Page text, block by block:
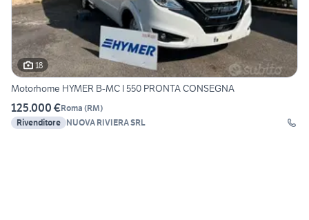
18
Motorhome HYMER B-MC I 550 PRONTA CONSEGNA
125.000 €Roma (RM)
Rivenditore NUOVA RIVIERA SRL